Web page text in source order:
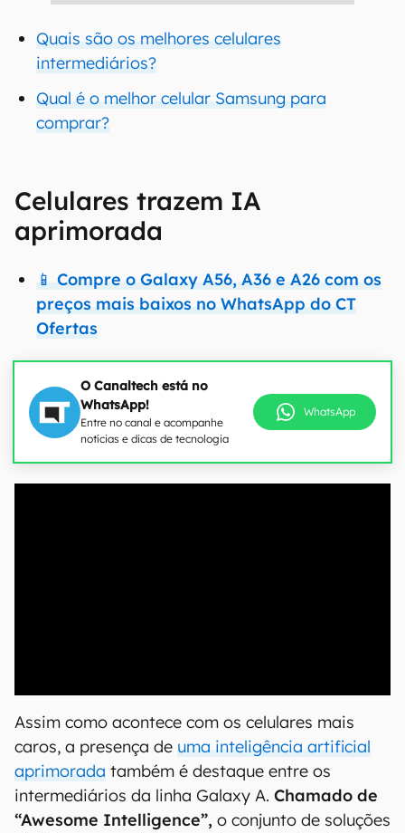
Quais são os melhores celulares
intermediários?
Qual é o melhor celular Samsung para
comprar?
Celulares trazem IA
aprimorada
📱 Compre o Galaxy A56, A36 e A26 com os
preços mais baixos no WhatsApp do CT
Ofertas
O Canaltech está no
WhatsApp!
Entre no canal e acompanhe
notícias e dicas de tecnologia
WhatsApp
Assim como acontece com os celulares mais
caros, a presença de uma inteligência artificial
aprimorada também é destaque entre os
intermediários da linha Galaxy A. Chamado de
“Awesome Intelligence”, o conjunto de soluções